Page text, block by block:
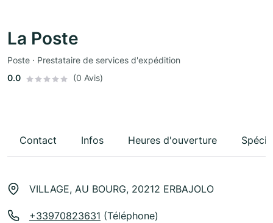
La Poste
Poste · Prestataire de services d'expédition
0.0
(0 Avis)
Contact Infos Heures d'ouverture
VILLAGE, AU BOURG, 20212 ERBAJOLO
+33970823631 (Téléphone)